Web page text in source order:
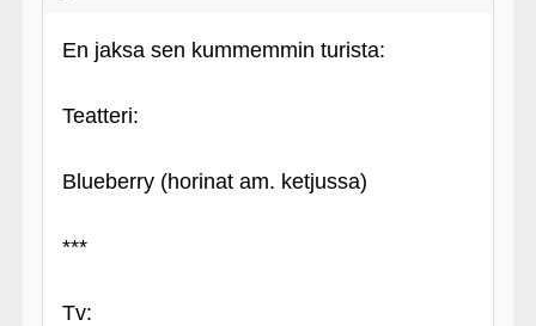
En jaksa sen kummemmin turista:
Teatteri:
Blueberry (horinat am. ketjussa)
***
Tv: